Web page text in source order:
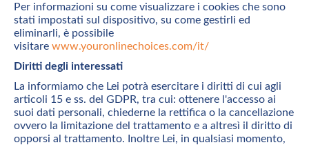
Per informazioni su come visualizzare i cookies che sono
stati impostati sul dispositivo, su come gestirli ed
eliminarli, è possibile
visitare www.youronlinechoices.com/it/
Diritti degli interessati
La informiamo che Lei potrà esercitare i diritti di cui agli
articoli 15 e ss. del GDPR, tra cui: ottenere l'accesso ai
suoi dati personali, chiederne la rettifica o la cancellazione
ovvero la limitazione del trattamento e a altresì il diritto di
opporsi al trattamento. Inoltre Lei, in qualsiasi momento,